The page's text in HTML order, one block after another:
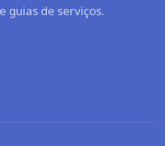
guias de serviços.